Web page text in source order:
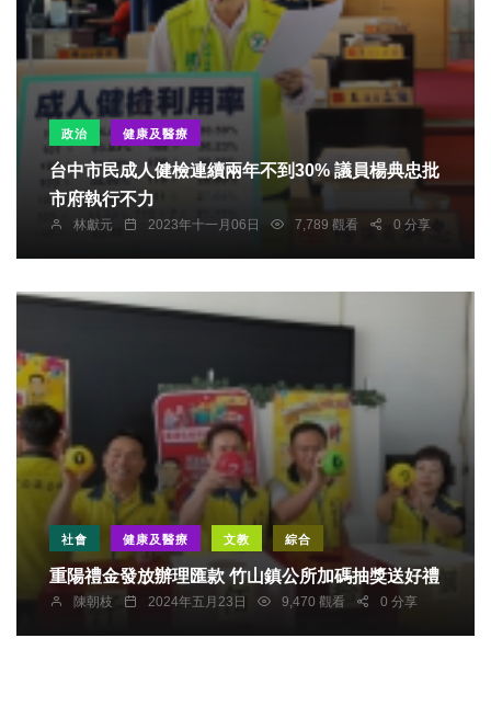
政治 健康及醫療
台中市民成人健檢連續兩年不到30% 議員楊典忠批
市府執行不力
林獻元 2023年十一月06日 7,789 觀看 0 分享
社會 健康及醫療 文教 綜合
重陽禮金發放辦理匯款 竹山鎮公所加碼抽獎送好禮
陳朝枝 2024年五月23日 9,470 觀看 0 分享